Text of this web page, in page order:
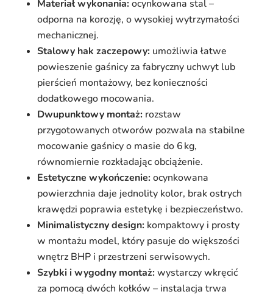
Materiał wykonania:ocynkowana stal –
odporna na korozję, o wysokiej wytrzymałości
mechanicznej.
Stalowy hak zaczepowy:umożliwia łatwe
powieszenie gaśnicy za fabryczny uchwyt lub
pierścień montażowy, bez konieczności
dodatkowego mocowania.
Dwupunktowy montaż:rozstaw
przygotowanych otworów pozwala na stabilne
mocowanie gaśnicy o masie do 6 kg,
równomiernie rozkładając obciążenie.
Estetyczne wykończenie:ocynkowana
powierzchnia daje jednolity kolor, brak ostrych
krawędzi poprawia estetykę i bezpieczeństwo.
Minimalistyczny design:kompaktowy i prosty
w montażu model, który pasuje do większości
wnętrz BHP i przestrzeni serwisowych.
Szybki i wygodny montaż:wystarczy wkręcić
za pomocą dwóch kołków – instalacja trwa